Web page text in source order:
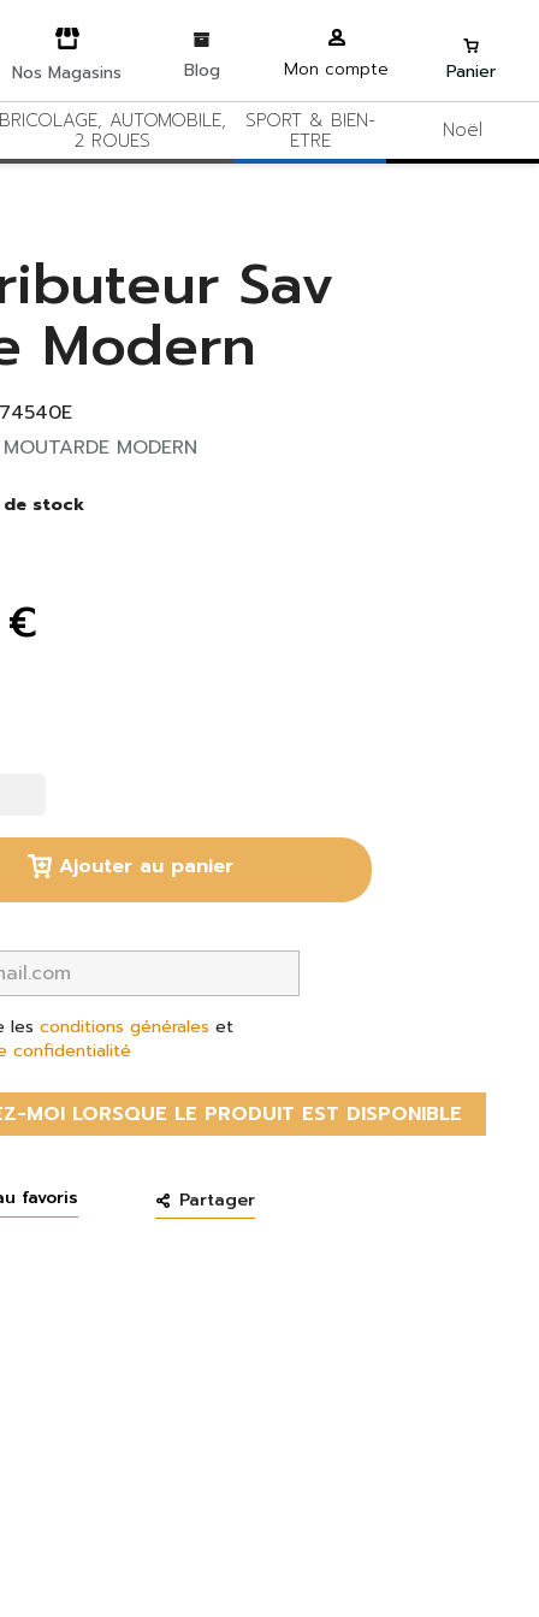
Nos Magasins Blog Mon compte Panier
AUTOMOBILE,
2 ROUES
SPORT & BIEN-
ETRE Noël
Sav
Modern
MODERN
stock
Ajouter au panier
lesconditions générales et
confidentialité
MOI LORSQUE LE PRODUIT EST DISPONIBLE
favoris Partager